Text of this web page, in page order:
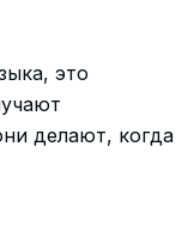
это
делают, когда